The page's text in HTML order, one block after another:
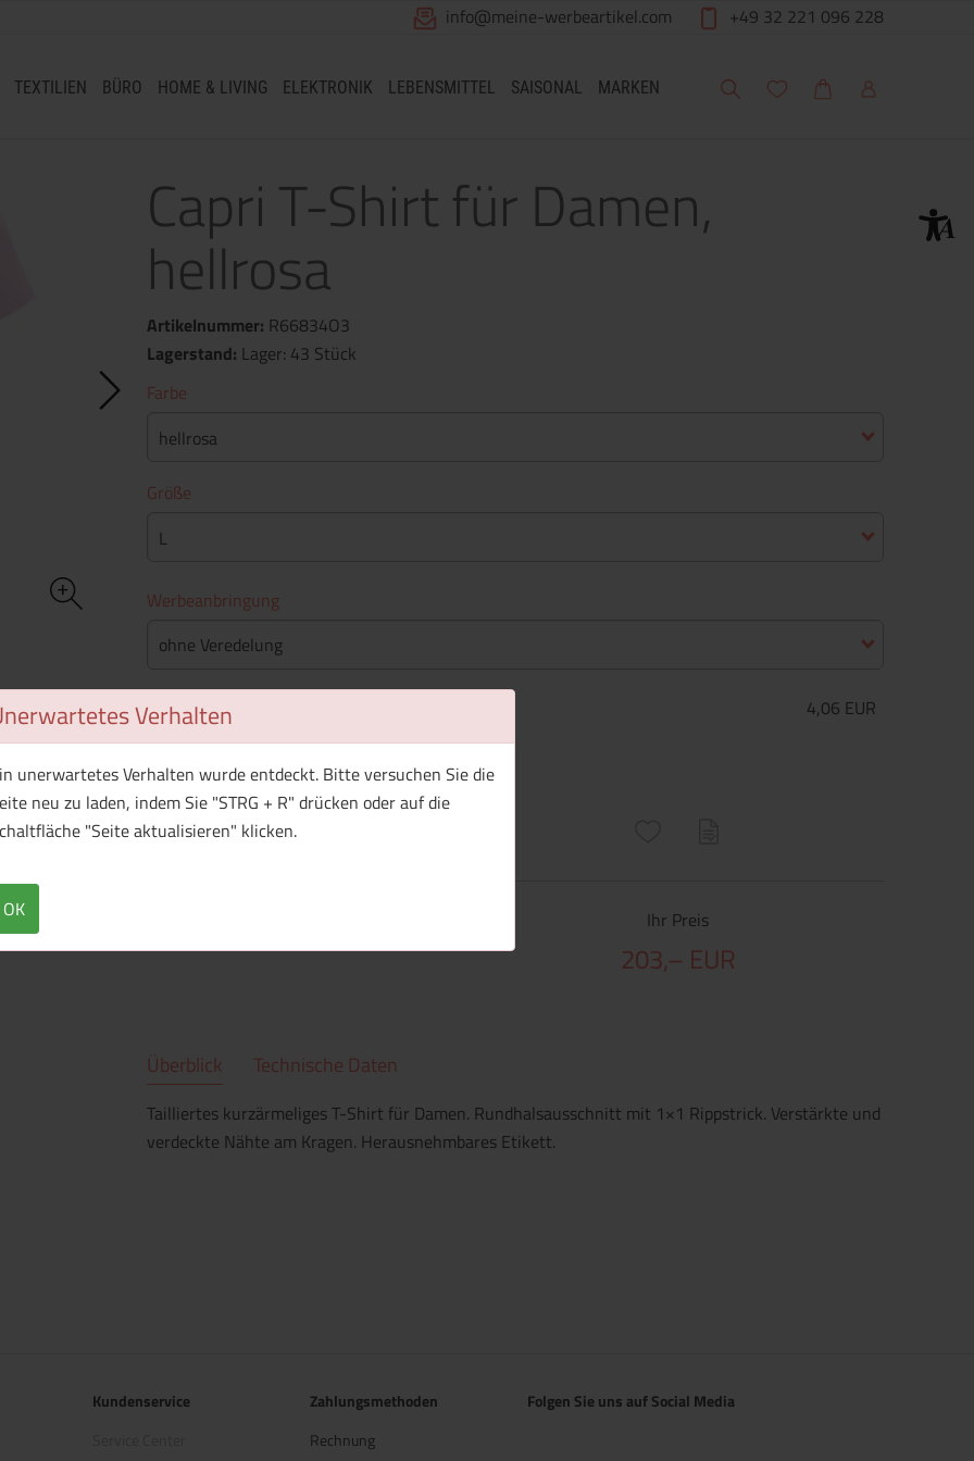
Verhalten
unerwartetes Verhalten wurde entdeckt. Bitte versuchen Sie die
neu zu laden, indem Sie "STRG + R" drücken oder auf die
"Seite aktualisieren" klicken.
OK
info@meine-werbeartikel.com +49 32 221 096 228
TEXTILIEN BÜRO HOME & LIVING ELEKTRONIK LEBENSMITTEL SAISONAL MARKEN Suche Meine Wunschliste
WarenkorbMein Account
Capri T-Shirt für Damen,
hellrosa
Artikelnummer: R66834O3
Lagerstand: Lager: 43 Stück
Farbe
hellrosa
Größe
L
Werbeanbringung
ohne Veredelung
Stückpreis
4,06 EUR
WhatsApp (#[creator\plugin\share\core\structs\SocialSharingServiceSettings]:only_chrome#)
FacebookTwitter (#[creator\plugin\share\core\structs\SocialSharingServiceSettings]:formaly_twitter#)
Ihr Preis
203,– EUR
Überblick Technische Daten
Tailliertes kurzärmeliges T-Shirt für Damen. Rundhalsausschnitt mit 1×1 Rippstrick. Verstärkte und
verdeckte Nähte am Kragen. Herausnehmbares Etikett.
Kundenservice
Zahlungsmethoden
Rechnung
Folgen Sie uns auf Social Media